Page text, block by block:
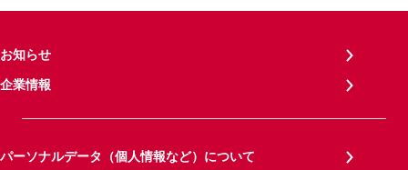
お知らせ
企業情報
パーソナルデータ（個人情報など）について